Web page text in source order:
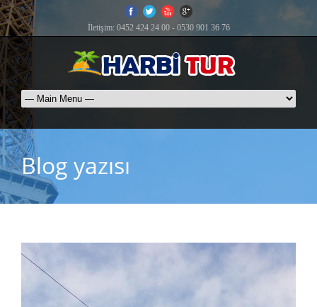
İletişim: 0452 424 24 00 - 0530 901 36 76
Blog yazısı